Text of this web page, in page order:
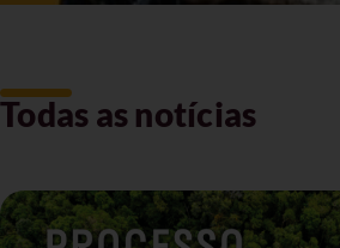
Todas as notícias